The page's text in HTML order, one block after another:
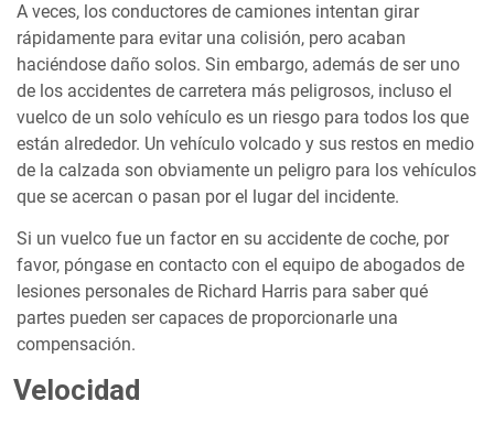
A veces, los conductores de camiones intentan girar
rápidamente para evitar una colisión, pero acaban
haciéndose daño solos. Sin embargo, además de ser uno
de los accidentes de carretera más peligrosos, incluso el
vuelco de un solo vehículo es un riesgo para todos los que
están alrededor. Un vehículo volcado y sus restos en medio
de la calzada son obviamente un peligro para los vehículos
que se acercan o pasan por el lugar del incidente.
Si un vuelco fue un factor en su accidente de coche, por
favor, póngase en contacto con el equipo de abogados de
lesiones personales de Richard Harris para saber qué
partes pueden ser capaces de proporcionarle una
compensación.
Velocidad